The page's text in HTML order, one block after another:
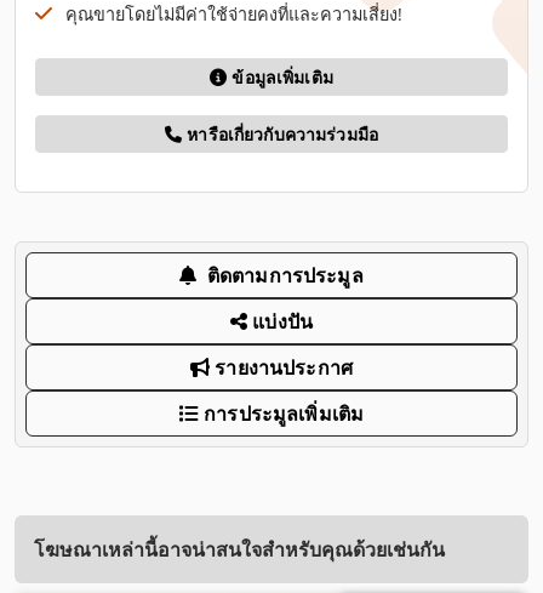
คุณขายโดยไม่มีค่าใช้จ่ายคงที่และความเสี่ยง!
ข้อมูลเพิ่มเติม
หารือเกี่ยวกับความร่วมมือ
ติดตามการประมูล
แบ่งปัน
รายงานประกาศ
การประมูลเพิ่มเติม
โฆษณาเหล่านี้อาจน่าสนใจสำหรับคุณด้วยเช่นกัน